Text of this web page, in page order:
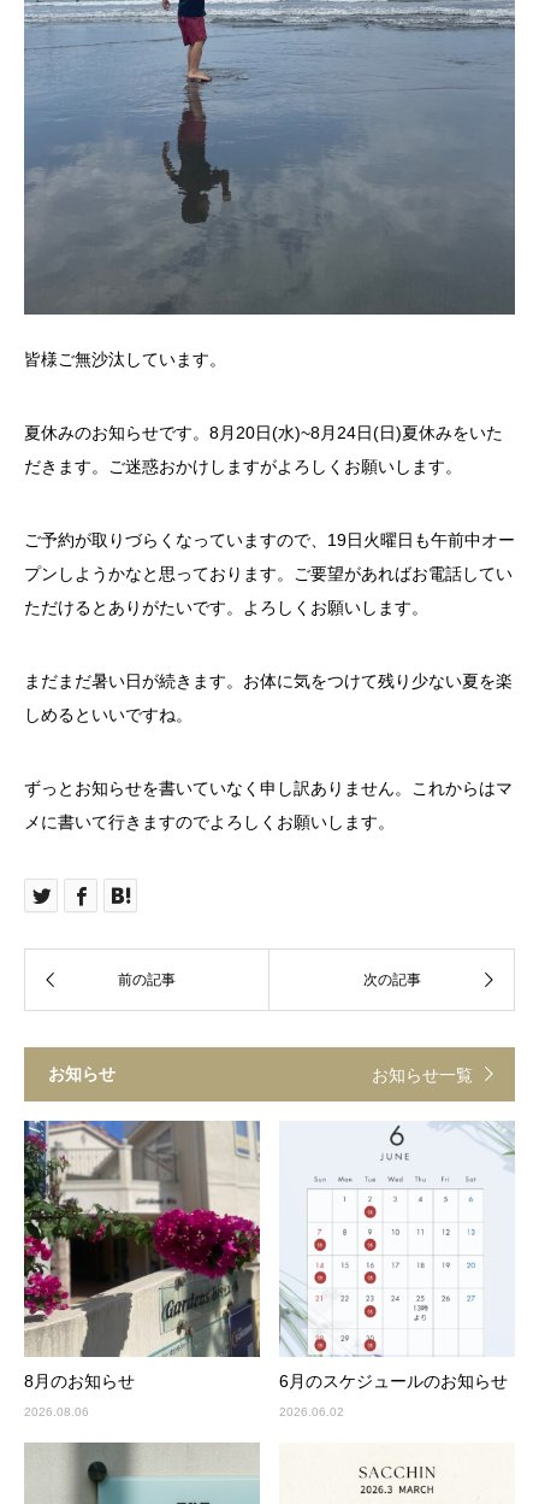
皆様ご無沙汰しています。
夏休みのお知らせです。8月20日(水)~8月24日(日)夏休みをいた
だきます。ご迷惑おかけしますがよろしくお願いします。
ご予約が取りづらくなっていますので、19日火曜日も午前中オー
プンしようかなと思っております。ご要望があればお電話してい
ただけるとありがたいです。よろしくお願いします。
まだまだ暑い日が続きます。お体に気をつけて残り少ない夏を楽
しめるといいですね。
ずっとお知らせを書いていなく申し訳ありません。これからはマ
メに書いて行きますのでよろしくお願いします。
お知らせ お知らせ一覧
8月のお知らせ
2026.08.06
6月のスケジュールのお知らせ
2026.06.02